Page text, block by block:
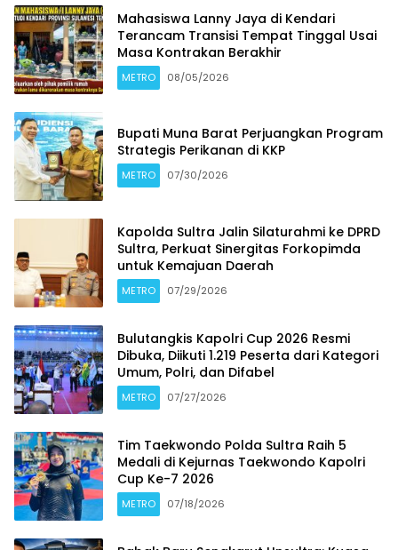
Mahasiswa Lanny Jaya di Kendari
Terancam Transisi Tempat Tinggal Usai
Masa Kontrakan Berakhir
METRO 08/05/2026
Bupati Muna Barat Perjuangkan Program
Strategis Perikanan di KKP
METRO 07/30/2026
Kapolda Sultra Jalin Silaturahmi ke DPRD
Sultra, Perkuat Sinergitas Forkopimda
untuk Kemajuan Daerah
METRO 07/29/2026
Bulutangkis Kapolri Cup 2026 Resmi
Dibuka, Diikuti 1.219 Peserta dari Kategori
Umum, Polri, dan Difabel
METRO 07/27/2026
Tim Taekwondo Polda Sultra Raih 5
Medali di Kejurnas Taekwondo Kapolri
Cup Ke-7 2026
METRO 07/18/2026